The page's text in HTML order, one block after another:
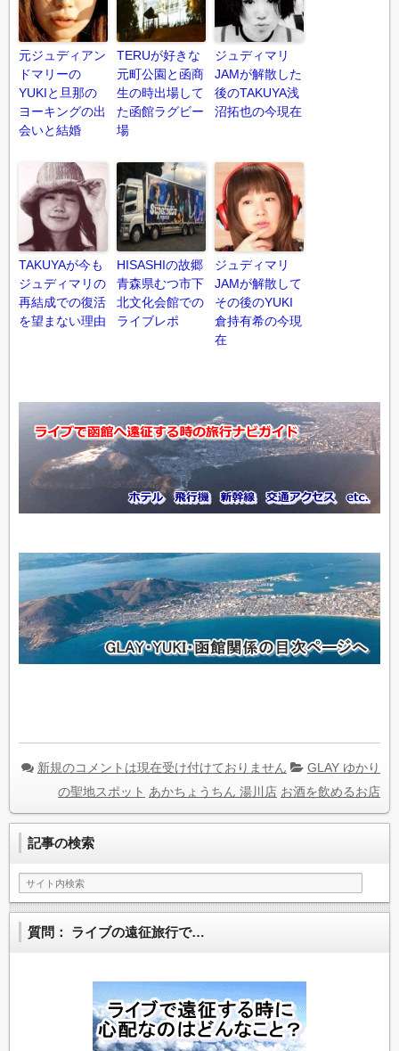
元ジュディアン
ドマリーの
YUKIと旦那の
ヨーキングの出
会いと結婚
TERUが好きな
元町公園と函商
生の時出場して
た函館ラグビー
場
ジュディマリ
JAMが解散した
後のTAKUYA浅
沼拓也の今現在
TAKUYAが今も
ジュディマリの
再結成での復活
を望まない理由
HISASHIの故郷
青森県むつ市下
北文化会館での
ライブレポ
ジュディマリ
JAMが解散して
その後のYUKI
倉持有希の今現
在
新規のコメントは現在受け付けておりません
GLAY ゆかり
の聖地スポット あかちょうちん 湯川店 お酒を飲めるお店
記事の検索
質問： ライブの遠征旅行で…